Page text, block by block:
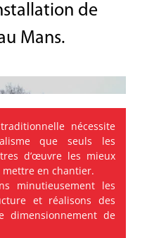
de
Mans.
nécessite
que seuls les
d’œuvre les mieux
en chantier.
minutieusement les
et réalisons des
dimensionnement de